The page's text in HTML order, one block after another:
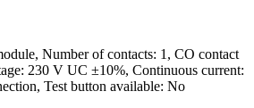
Number of contacts: 1, CO contact
230 V UC ±10%, Continuous current:
Test button available: No